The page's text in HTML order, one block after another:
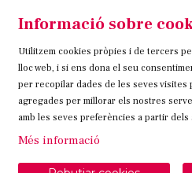
972 58 18 48 | 972 57 00 50
Sitemap Avís Legal Ús
Link
Informació sobre
Utilitzem cookies pròpies i de tercers
lloc web, i si ens dona el seu
per recopilar dades de les seves
agregades per millorar els nostres
amb les seves preferències a partir
Més informació